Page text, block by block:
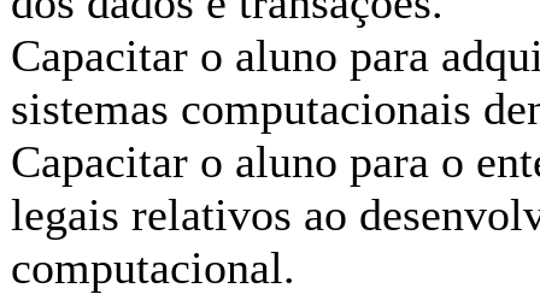
Capacitar o aluno para
sistemas computacionais
Capacitar o aluno para o
legais relativos ao
computacional.